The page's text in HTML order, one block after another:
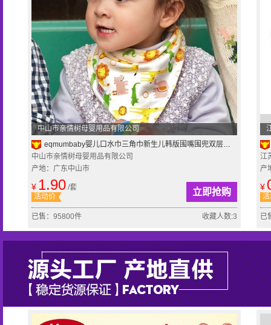
中山市亲情树母婴用品有限公司
eqmumbaby婴儿口水巾三角巾新生儿韩版围嘴围兜双层纯棉按扣春夏
中山市亲情树母婴用品有限公司
产地：广东中山市
¥ 1.90 /套
活动价
立即抢购
已售：95800件 收藏人数:3
江
产
¥
已